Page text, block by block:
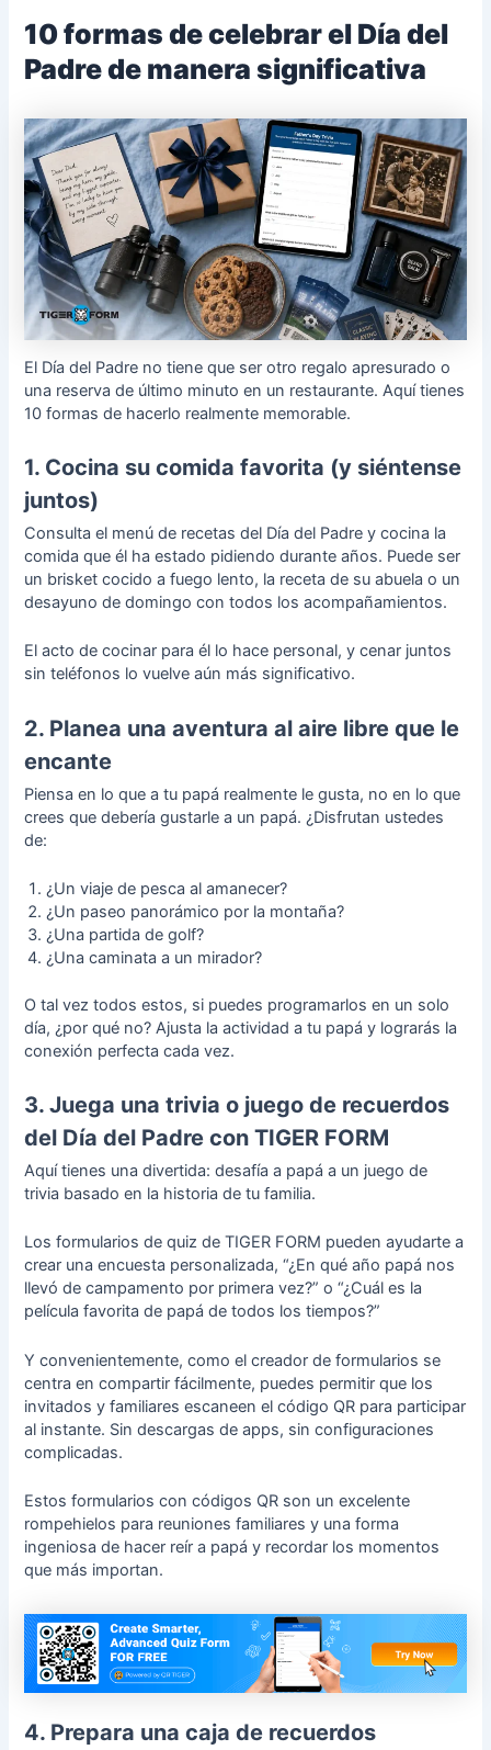
10 formas de celebrar el Día del
Padre de manera significativa
El Día del Padre no tiene que ser otro regalo apresurado o
una reserva de último minuto en un restaurante. Aquí tienes
10 formas de hacerlo realmente memorable.
1. Cocina su comida favorita (y siéntense
juntos)
Consulta el menú de recetas del Día del Padre y cocina la
comida que él ha estado pidiendo durante años. Puede ser
un brisket cocido a fuego lento, la receta de su abuela o un
desayuno de domingo con todos los acompañamientos.
El acto de cocinar para él lo hace personal, y cenar juntos
sin teléfonos lo vuelve aún más significativo.
2. Planea una aventura al aire libre que le
encante
Piensa en lo que a tu papá realmente le gusta, no en lo que
crees que debería gustarle a un papá. ¿Disfrutan ustedes
de:
¿Un viaje de pesca al amanecer?
¿Un paseo panorámico por la montaña?
¿Una partida de golf?
¿Una caminata a un mirador?
O tal vez todos estos, si puedes programarlos en un solo
día, ¿por qué no? Ajusta la actividad a tu papá y lograrás la
conexión perfecta cada vez.
3. Juega una trivia o juego de recuerdos
del Día del Padre con TIGER FORM
Aquí tienes una divertida: desafía a papá a un juego de
trivia basado en la historia de tu familia.
Losformularios de quiz de TIGER FORM pueden ayudarte a
crear una encuesta personalizada, “¿En qué año papá nos
llevó de campamento por primera vez?” o “¿Cuál es la
película favorita de papá de todos los tiempos?”
Y convenientemente, como el creador de formularios se
centra en compartir fácilmente, puedes permitir que los
invitados y familiares escaneen el código QR para participar
al instante. Sin descargas de apps, sin configuraciones
complicadas.
Estos formularios con códigos QR son un excelente
rompehielos para reuniones familiares y una forma
ingeniosa de hacer reír a papá y recordar los momentos
que más importan.
4. Prepara una caja de recuerdos